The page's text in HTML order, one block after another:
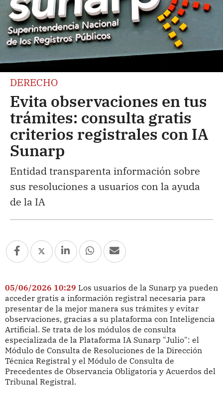
DERECHO
Evita observaciones en tus
trámites: consulta gratis
criterios registrales con IA
Sunarp
Entidad transparenta información sobre
sus resoluciones a usuarios con la ayuda
de la IA
05/06/2026 10:29 Los usuarios de la Sunarp ya pueden
acceder gratis a información registral necesaria para
presentar de la mejor manera sus trámites y evitar
observaciones, gracias a su plataforma con Inteligencia
Artificial. Se trata de los módulos de consulta
especializada de la Plataforma IA Sunarp "Julio": el
Módulo de Consulta de Resoluciones de la Dirección
Técnica Registral y el Módulo de Consulta de
Precedentes de Observancia Obligatoria y Acuerdos del
Tribunal Registral.